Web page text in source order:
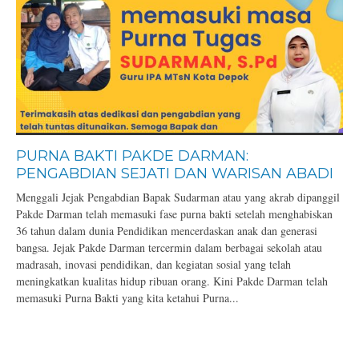
PURNA BAKTI PAKDE DARMAN:
PENGABDIAN SEJATI DAN WARISAN ABADI
Menggali Jejak Pengabdian Bapak Sudarman atau yang akrab dipanggil
Pakde Darman telah memasuki fase purna bakti setelah menghabiskan
36 tahun dalam dunia Pendidikan mencerdaskan anak dan generasi
bangsa. Jejak Pakde Darman tercermin dalam berbagai sekolah atau
madrasah, inovasi pendidikan, dan kegiatan sosial yang telah
meningkatkan kualitas hidup ribuan orang. Kini Pakde Darman telah
memasuki Purna Bakti yang kita ketahui Purna...